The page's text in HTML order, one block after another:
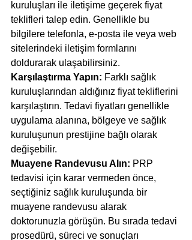
kuruluşları ile iletişime geçerek fiyat
teklifleri talep edin. Genellikle bu
bilgilere telefonla, e-posta ile veya web
sitelerindeki iletişim formlarını
doldurarak ulaşabilirsiniz.
Karşılaştırma Yapın: Farklı sağlık
kuruluşlarından aldığınız fiyat tekliflerini
karşılaştırın. Tedavi fiyatları genellikle
uygulama alanına, bölgeye ve sağlık
kuruluşunun prestijine bağlı olarak
değişebilir.
Muayene Randevusu Alın: PRP
tedavisi için karar vermeden önce,
seçtiğiniz sağlık kuruluşunda bir
muayene randevusu alarak
doktorunuzla görüşün. Bu sırada tedavi
prosedürü, süreci ve sonuçları